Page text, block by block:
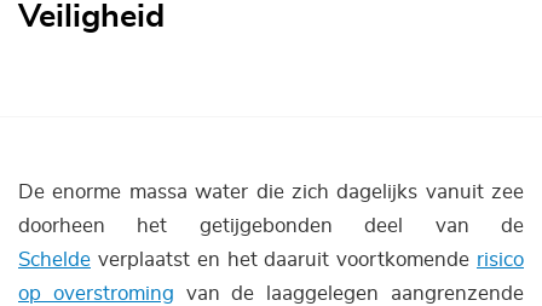
Veiligheid
De enorme massa water die zich dagelijks vanuit zee
doorheen het getijgebonden deel van de
Schelde verplaatst en het daaruit voortkomende risico
op overstroming van de laaggelegen aangrenzende